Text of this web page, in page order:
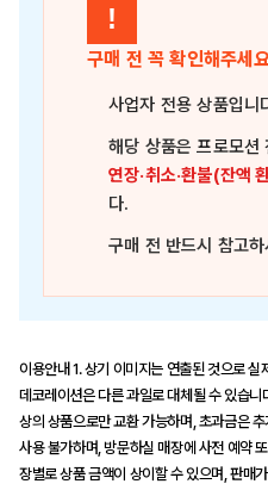
!
구매 전 꼭 확인해주세
사업자 전용 상품입니
해당 상품은프로모션
연장·취소·환불(잔액
다.
구매 전 반드시 참고
이용안내 1. 상기 이미지는 연출된 것으로
데코레이션은 다른 과일로 대체될 수 있습니
상의 상품으로만 교환 가능하며, 초과금은
사용 불가하며, 방문하실 매장에 사전 예약
장별로 상품 금액이 상이할 수 있으며, 판매